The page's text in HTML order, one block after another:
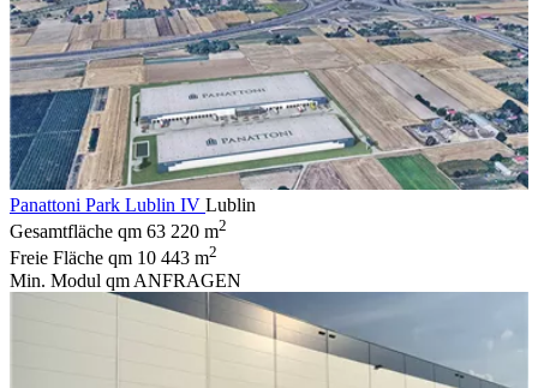
Panattoni Park Lublin IV Lublin
Gesamtfläche qm 63 220 m2
Freie Fläche qm 10 443 m2
Min. Modul qm ANFRAGEN